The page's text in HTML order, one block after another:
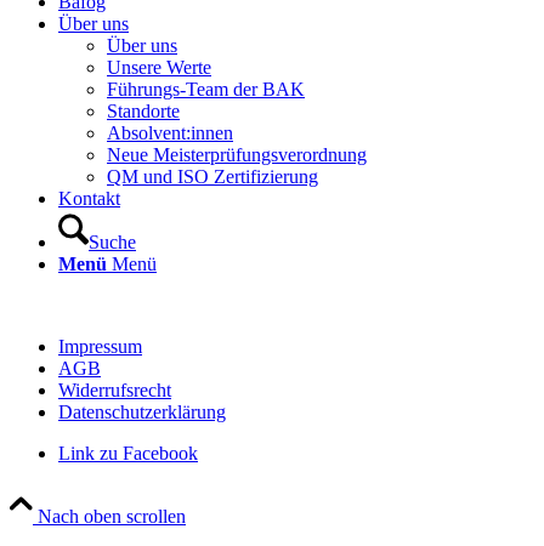
Über uns
Über uns
Unsere Werte
Führungs-Team der BAK
Standorte
Absolvent:innen
Neue Meisterprüfungsverordnung
QM und ISO Zertifizierung
Kontakt
Suche
Menü Menü
Impressum
AGB
Widerrufsrecht
Datenschutzerklärung
Link zu Facebook
Nach oben scrollen